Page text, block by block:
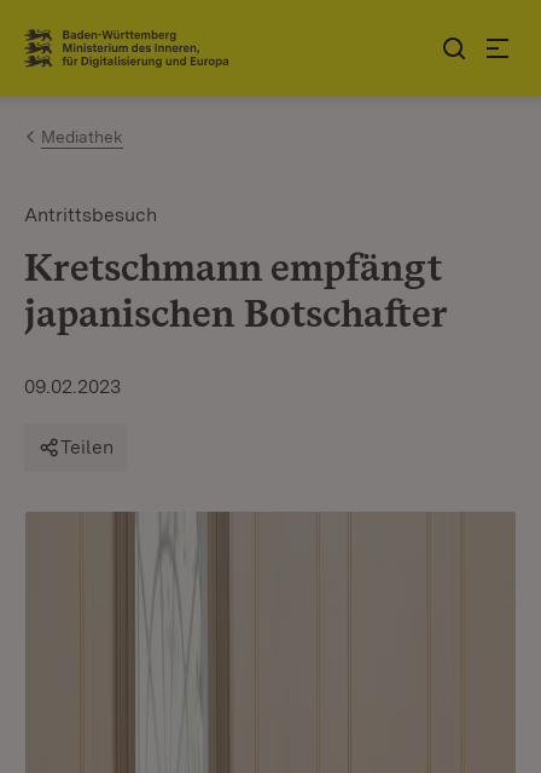
Zum Inhalt springen
Link zur Startseite
Mediathek
Antrittsbesuch
Kretschmann empfängt
japanischen Botschafter
09.02.2023
Teilen